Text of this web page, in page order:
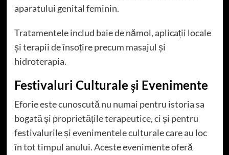
aparatului genital feminin.
Tratamentele includ baie de nămol, aplicații locale
și terapii de însoțire precum masajul și
hidroterapia.
Festivaluri Culturale și Evenimente
Eforie este cunoscută nu numai pentru istoria sa
bogată și proprietățile terapeutice, ci și pentru
festivalurile și evenimentele culturale care au loc
în tot timpul anului. Aceste evenimente oferă